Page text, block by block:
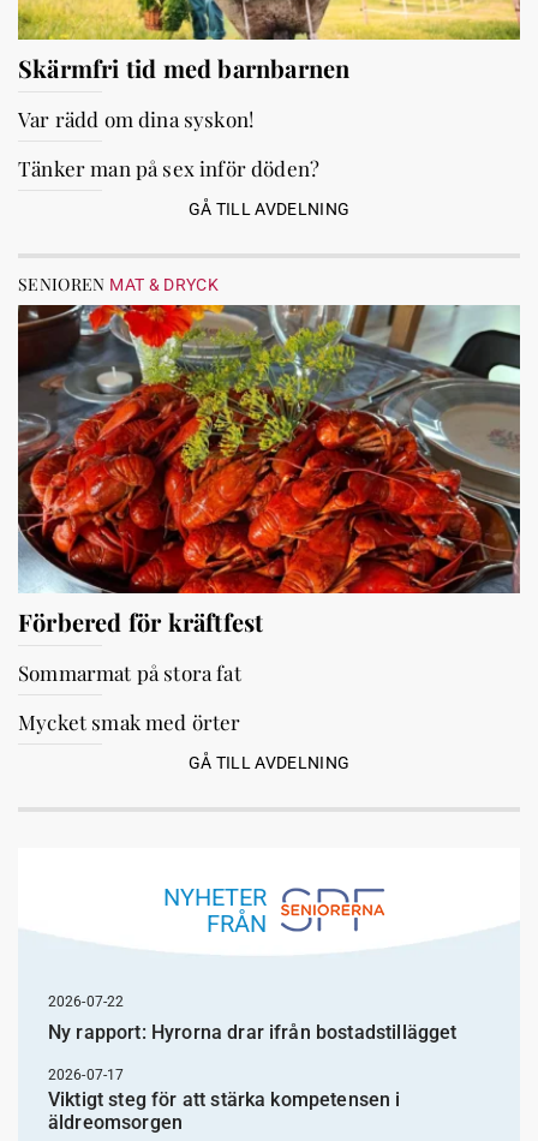
Skärmfri tid med barnbarnen
Var rädd om dina syskon!
Tänker man på sex inför döden?
GÅ TILL AVDELNING
SENIOREN MAT & DRYCK
Förbered för kräftfest
Sommarmat på stora fat
Mycket smak med örter
GÅ TILL AVDELNING
NYHETER
FRÅN
2026-07-22
Ny rapport: Hyrorna drar ifrån bostadstillägget
2026-07-17
Viktigt steg för att stärka kompetensen i
äldreomsorgen